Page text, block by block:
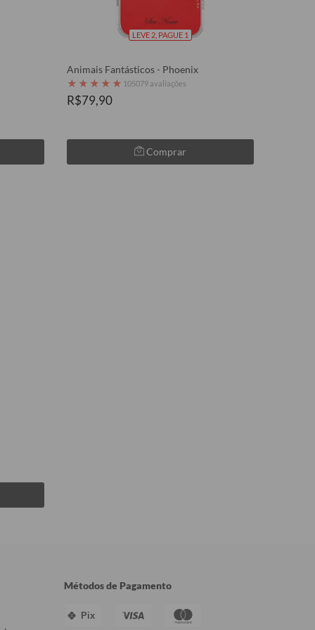
LEVE 2, PAGUE 1
Animais Fantásticos - Phoenix
★ ★ ★ ★ ★ 105079 avaliações
R$79,90
Comprar
Métodos de Pagamento
Pix